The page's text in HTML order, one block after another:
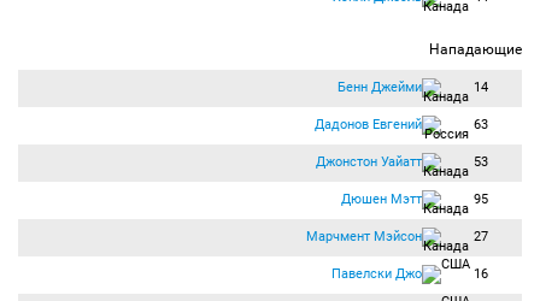
Нападающие
Бенн Джейми 14
Дадонов Евгений 63
Джонстон Уайатт 53
Дюшен Мэтт 95
Марчмент Мэйсон 27
Павелски Джо 16